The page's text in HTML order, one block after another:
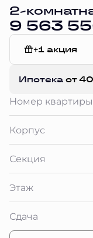
2-
9 563
+1 акция
Ипотека от
Номер квартиры
Корпус
Секция
Этаж
Сдача